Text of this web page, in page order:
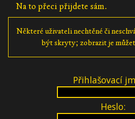
Na to přeci přijdete sám.
Některé uživateli nechtěné či
být skryty; zobrazit je
Přihlašovací
Heslo: